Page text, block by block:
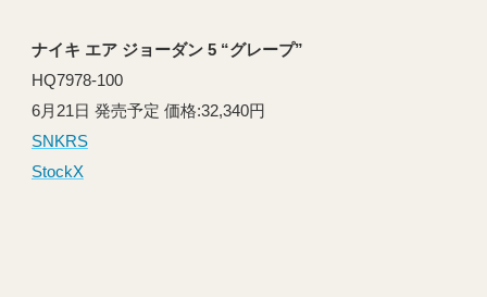
ナイキ エア ジョーダン 5 “グレープ”
HQ7978-100
6月21日 発売予定 価格:32,340円
SNKRS
StockX